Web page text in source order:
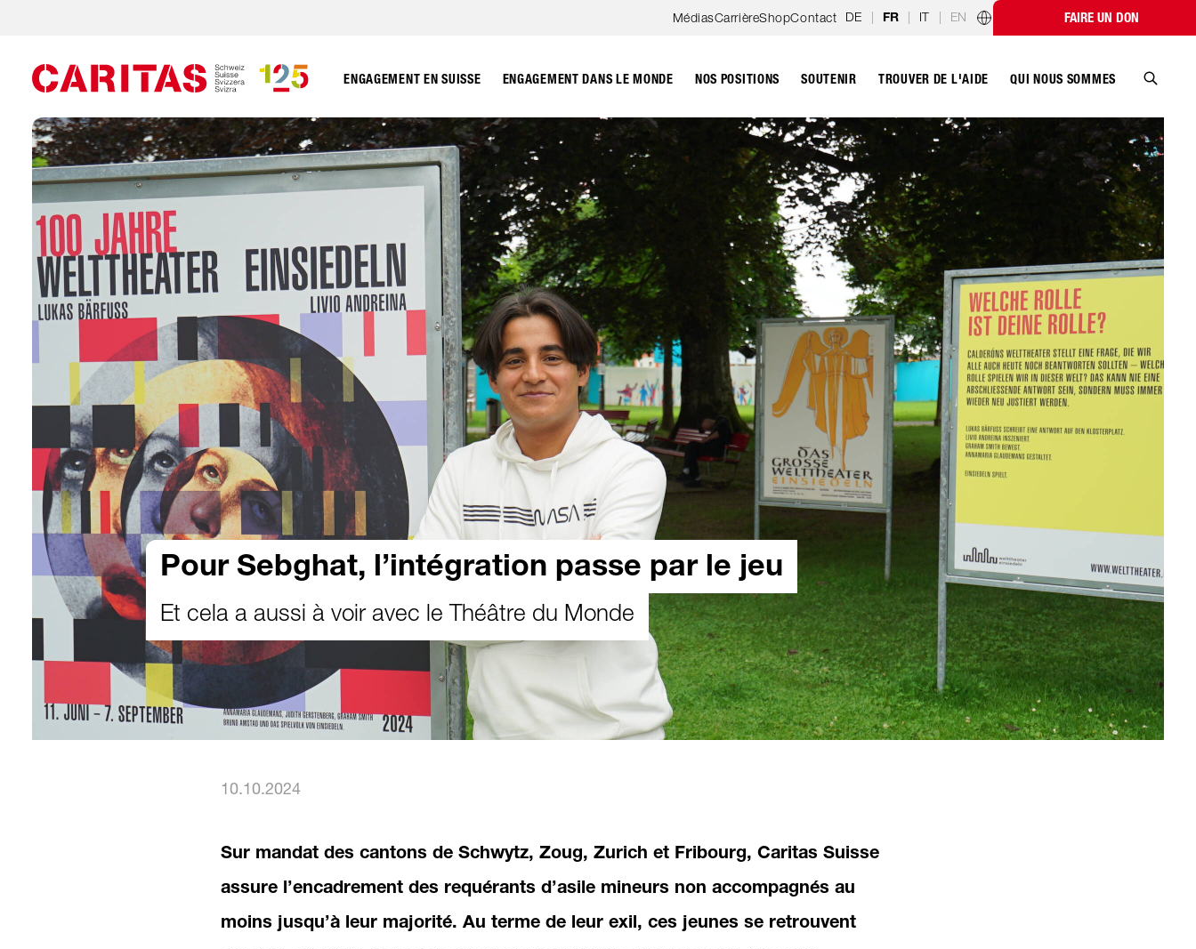
Aller au contenu
MédiasCarrièreShopContact DE | FR | IT | EN
Programmes par paysFAIRE UN DON
ENGAGEMENT EN SUISSE ENGAGEMENT DANS LE MONDE NOS POSITIONS SOUTENIR TROUVER DE L'AIDE QUI NOUS SOMMES
Pour Sebghat, l’intégration passe par le jeu
Et cela a aussi à voir avec le Théâtre du Monde
10.10.2024
Sur mandat des cantons de Schwytz, Zoug, Zurich et Fribourg, Caritas Suisse
assure l’encadrement des requérants d’asile mineurs non accompagnés au
moins jusqu’à leur majorité. Au terme de leur exil, ces jeunes se retrouvent